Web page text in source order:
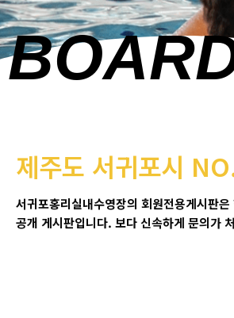
제주도 서귀포시
서귀포홍리실내수영장의 회원전용게시판
공개 게시판입니다. 보다 신속하게 문의가